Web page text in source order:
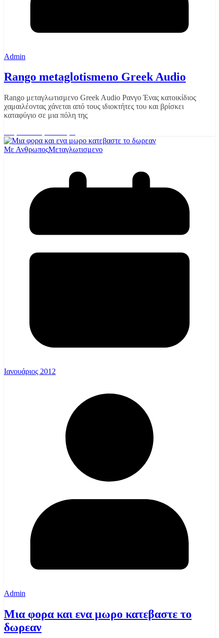
Admin
Rango metaglotismeno Greek Audio
Rango μεταγλωτισμενο Greek Audio Ρανγο Ένας κατοικίδιος
χαμαιλέοντας χάνεται από τους ιδιοκτήτες του και βρίσκει
καταφύγιο σε μια πόλη της
Με ΑνθρωποςΜεταγλωτισμενο
Ιανουάριος 2012
Admin
Μια φορα και ενα μωρο κατεβαστε το
δωρεαν